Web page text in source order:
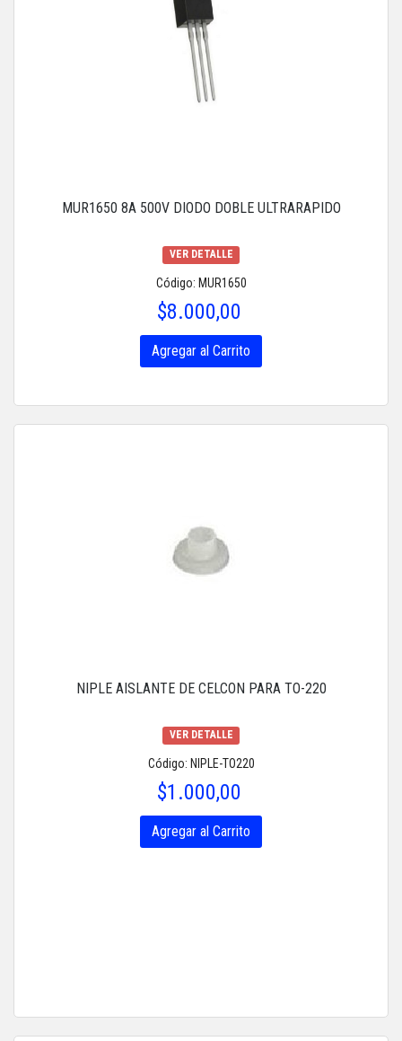
MUR1650 8A 500V DIODO DOBLE ULTRARAPIDO
VER DETALLE
Código: MUR1650
$8.000,00
Agregar al Carrito
NIPLE AISLANTE DE CELCON PARA TO-220
VER DETALLE
Código: NIPLE-TO220
$1.000,00
Agregar al Carrito